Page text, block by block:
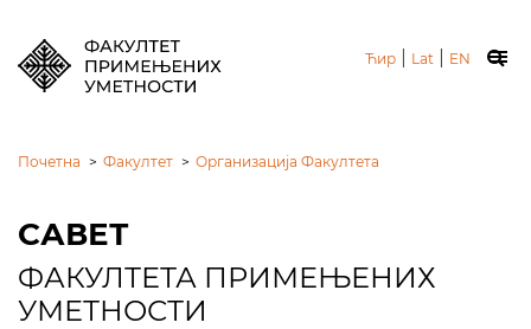
Ћир Lat EN
Почетна > Факултет > Организација Факултета
САВЕТ
ФАКУЛТЕТА ПРИМЕЊЕНИХ
УМЕТНОСТИ